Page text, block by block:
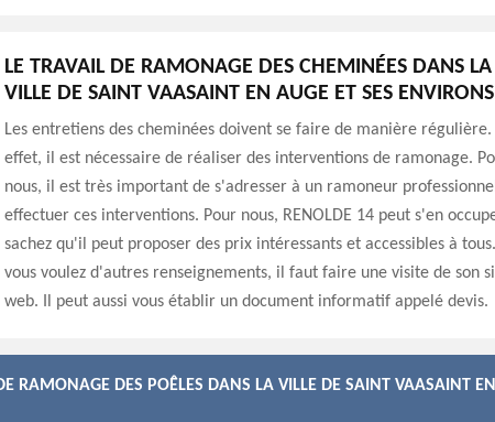
LE TRAVAIL DE RAMONAGE DES CHEMINÉES DANS LA
VILLE DE SAINT VAASAINT EN AUGE ET SES ENVIRONS
Les entretiens des cheminées doivent se faire de manière régulière.
effet, il est nécessaire de réaliser des interventions de ramonage.
nous, il est très important de s'adresser à un ramoneur
effectuer ces interventions. Pour nous, RENOLDE 14 peut s'en
sachez qu'il peut proposer des prix intéressants et accessibles à
vous voulez d'autres renseignements, il faut faire une visite de son
web. Il peut aussi vous établir un document informatif appelé devis.
RAMONAGE DES POÊLES DANS LA VILLE DE SAINT VAASAINT EN